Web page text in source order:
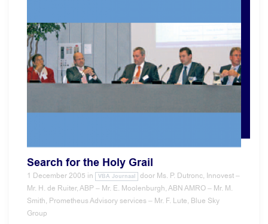
Search for the Holy Grail
1 December 2005 in VBA Journaal door Ms. P. Dutronc, Innovest –
Mr. H. de Ruiter, ABP – Mr. E. Moolenburgh, ABN AMRO – Mr. M.
Smith, Prometheus Advisory services – Mr. F. Lute, Blue Sky
Group